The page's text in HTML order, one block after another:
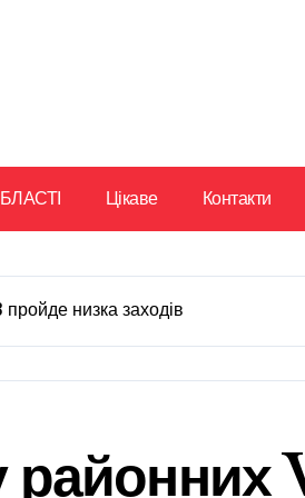
Цікаве Контакти
низка заходів